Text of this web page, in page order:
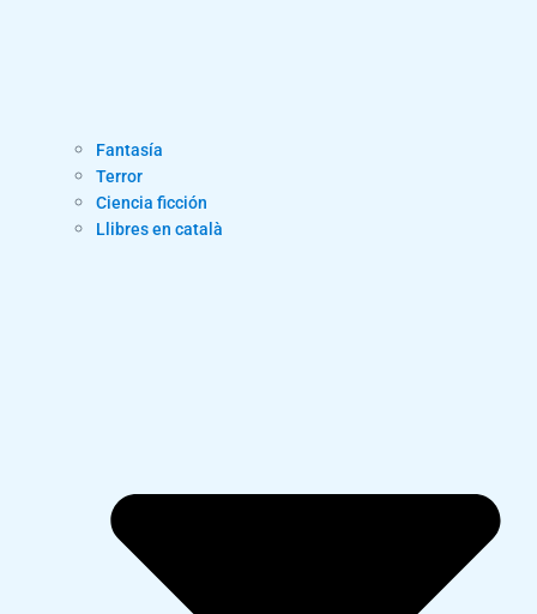
Fantasía
Terror
Ciencia ficción
Llibres en català